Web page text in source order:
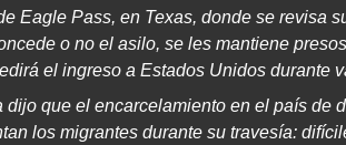
Eagle Pass, en Texas, donde se revisa
o no el asilo, se les mantiene
el ingreso a Estados Unidos durante
dijo que el encarcelamiento en el país de
los migrantes durante su travesía: